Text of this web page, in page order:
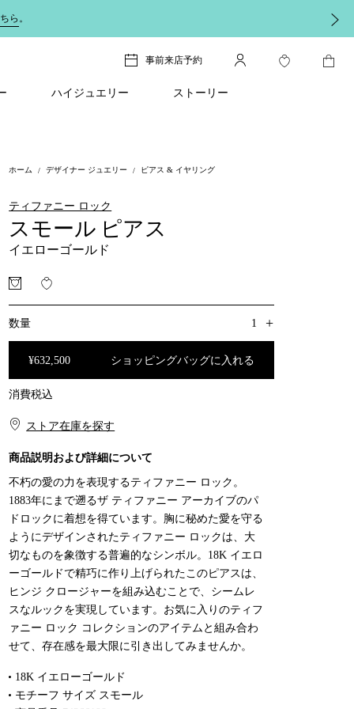
ら 。
事前来店予約
ハイジュエリー ストーリー
ホーム デザイナー ジュエリー ピアス & イヤリング
ティファニー ロック
スモール ピアス
イエローゴールド
数量 1 +
¥632,500 ショッピングバッグに入れる
消費税込
ストア在庫を探す​​
商品説明および詳細について
不朽の愛の力を表現するティファニー ロック。
1883年にまで遡るザ ティファニー アーカイブのパ
ドロックに着想を得ています。胸に秘めた愛を守る
ようにデザインされたティファニー ロックは、大
切なものを象徴する普遍的なシンボル。18K イエロ
ーゴールドで精巧に作り上げられたこのピアスは、
ヒンジ クロージャーを組み込むことで、シームレ
スなルックを実現しています。お気に入りのティフ
ァニー ロック コレクションのアイテムと組み合わ
せて、存在感を最大限に引き出してみませんか。
18K イエローゴールド
モチーフ サイズ スモール